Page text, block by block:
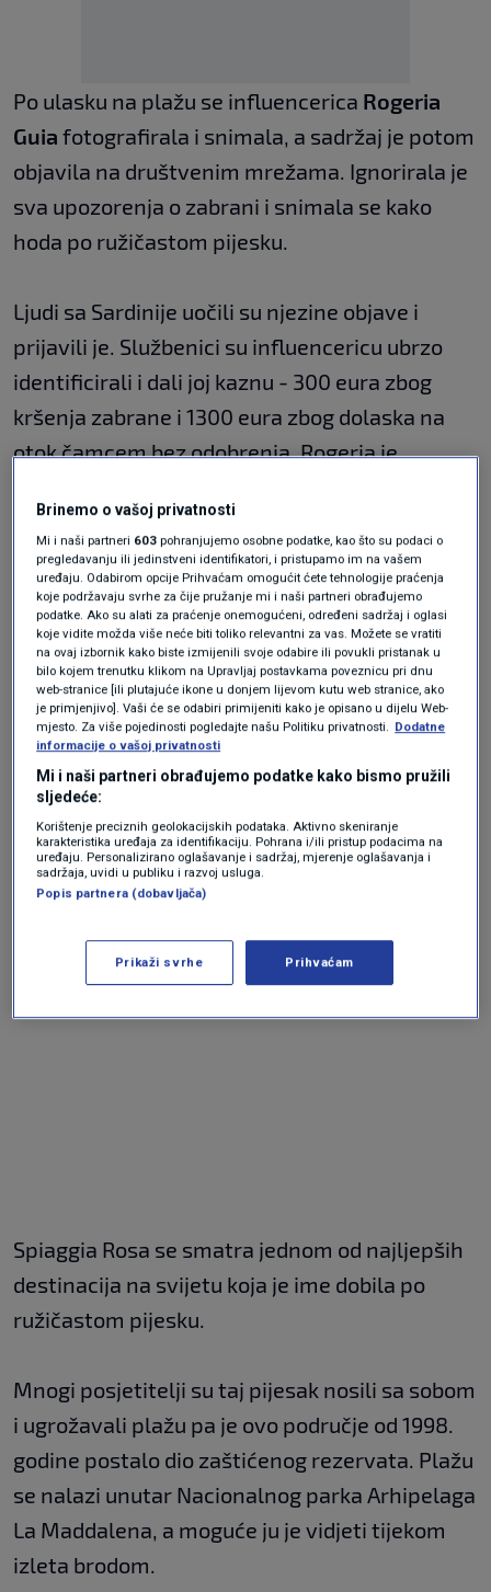
Po ulasku na plažu se influencerica Rogeria
Guia fotografirala i snimala, a sadržaj je potom
objavila na društvenim mrežama. Ignorirala je
sva upozorenja o zabrani i snimala se kako
hoda po ružičastom pijesku.
Ljudi sa Sardinije uočili su njezine objave i
prijavili je. Službenici su influencericu ubrzo
identificirali i dali joj kaznu - 300 eura zbog
kršenja zabrane i 1300 eura zbog dolaska na
otok čamcem bez odobrenja. Rogeria je
prenosiIndex.
violando lo storico divieto di accesso per un pugno di like:
spiaggia sarda di Budelli, gemma dell’arcipelago de La
Maddalena, è unhttps://t.co/YxyDn6TH2Z
pic.twitter.com/J0ChGQE4TH
— La Citta News (@lacittanews) June 13, 2024
Spiaggia Rosa se smatra jednom od najljepših
destinacija na svijetu koja je ime dobila po
ružičastom pijesku.
Mnogi posjetitelji su taj pijesak nosili sa sobom
i ugrožavali plažu pa je ovo područje od 1998.
godine postalo dio zaštićenog rezervata. Plažu
se nalazi unutar Nacionalnog parka Arhipelaga
La Maddalena, a moguće ju je vidjeti tijekom
izleta brodom.
Brinemo o vašoj privatnosti
Mi i naši partneri 603 pohranjujemo osobne podatke, kao što su podaci o
pregledavanju ili jedinstveni identifikatori, i pristupamo im na vašem
uređaju. Odabirom opcije Prihvaćam omogućit ćete tehnologije praćenja
koje podržavaju svrhe za čije pružanje mi i naši partneri obrađujemo
podatke. Ako su alati za praćenje onemogućeni, određeni sadržaj i oglasi
koje vidite možda više neće biti toliko relevantni za vas. Možete se vratiti
na ovaj izbornik kako biste izmijenili svoje odabire ili povukli pristanak u
bilo kojem trenutku klikom na Upravljaj postavkama poveznicu pri dnu
web-stranice [ili plutajuće ikone u donjem lijevom kutu web stranice, ako
je primjenjivo]. Vaši će se odabiri primijeniti kako je opisano u dijelu Web-
mjesto. Za više pojedinosti pogledajte našu Politiku privatnosti. Dodatne
informacije o vašoj privatnosti
Mi i naši partneri obrađujemo podatke kako bismo pružili
sljedeće:
Korištenje preciznih geolokacijskih podataka. Aktivno skeniranje
karakteristika uređaja za identifikaciju. Pohrana i/ili pristup podacima na
uređaju. Personalizirano oglašavanje i sadržaj, mjerenje oglašavanja i
sadržaja, uvidi u publiku i razvoj usluga.
Popis partnera (dobavljača)
Prikaži svrhe Prihvaćam